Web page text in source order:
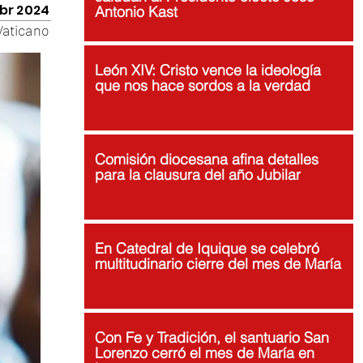
2024
Antonio Kast
León XIV: Cristo vence la ideología
que nos hace sordos a la verdad
Comisión diocesana afina detalles
para la clausura del año Jubilar
En Catedral de Iquique se celebró
multitudinario cierre del mes de María
Con Fe y Tradición, el santuario San
Lorenzo cerró el mes de María en